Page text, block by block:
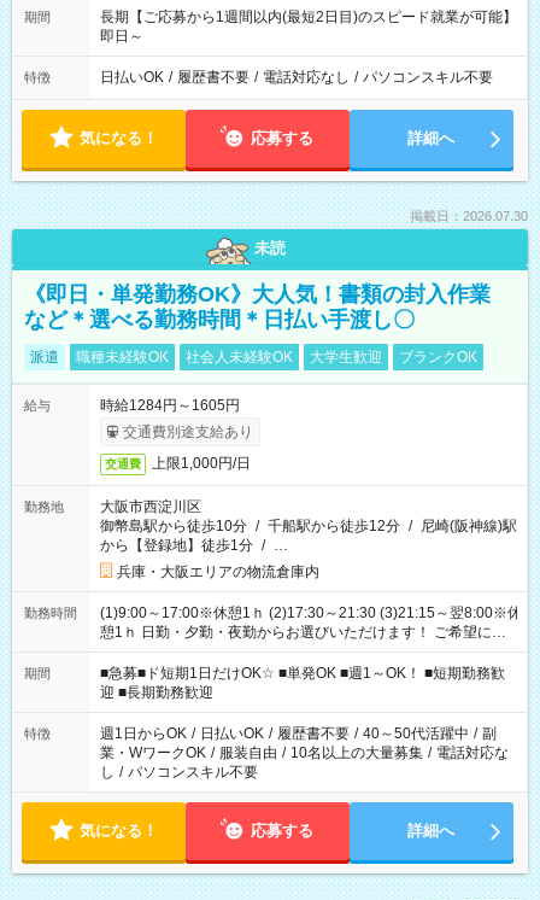
期間
長期【ご応募から1週間以内(最短2日目)のスピード就業が可能】
即日～
特徴 日払いOK / 履歴書不要 / 電話対応なし / パソコンスキル不要
気になる！ 応募する 詳細へ
掲載日：2026.07.30
未読
《即日・単発勤務OK》大人気！書類の封入作業
など＊選べる勤務時間＊日払い手渡し〇
派遣 職種未経験OK 社会人未経験OK 大学生歓迎 ブランクOK
給与
時給1284円～1605円
交通費別途支給あり
交通費 上限1,000円/日
勤務地
大阪市西淀川区
御幣島駅から徒歩10分 / 千船駅から徒歩12分 / 尼崎(阪神線)駅
から【登録地】徒歩1分 / …
兵庫・大阪エリアの物流倉庫内
勤務時間
(1)9:00～17:00※休憩1ｈ (2)17:30～21:30 (3)21:15～翌8:00※休
憩1ｈ 日勤・夕勤・夜勤からお選びいただけます！ ご希望に合
わせて働けるお仕事です(*^^*) 【その他選べる勤務時間】 8-17
時/9-17時/9-18時/10-18時/11-21時/18-22時/20-翌4時/21-翌5
時/22-翌6時/0-翌8時 ご自身のご都合で選んで頂ける完全自由シ
フト！
期間
■急募■ド短期1日だけOK☆ ■単発OK ■週1～OK！ ■短期勤務歓
迎 ■長期勤務歓迎
特徴 週1日からOK / 日払いOK / 履歴書不要 / 40～50代活躍中 / 副
業・WワークOK / 服装自由 / 10名以上の大量募集 / 電話対応な
し / パソコンスキル不要
気になる！ 応募する 詳細へ